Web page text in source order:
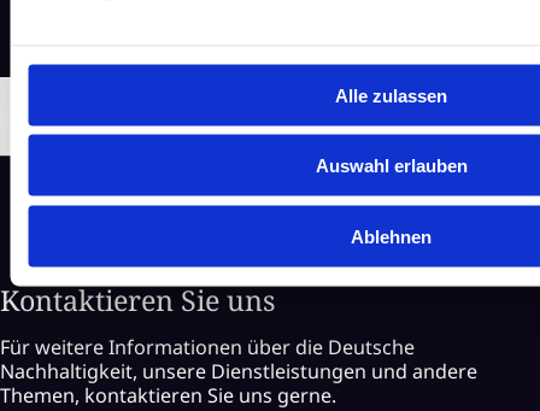
Alle zulassen
Auswahl erlauben
Ablehnen
Kontaktieren Sie uns
Für weitere Informationen über die Deutsche
Nachhaltigkeit, unsere Dienstleistungen und andere
Themen, kontaktieren Sie uns gerne.